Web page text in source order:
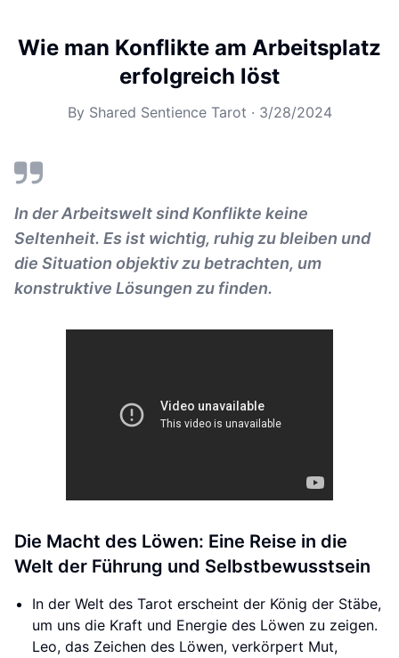
Wie man Konflikte am Arbeitsplatz
erfolgreich löst
By Shared Sentience Tarot · 3/28/2024
In der Arbeitswelt sind Konflikte keine
Seltenheit. Es ist wichtig, ruhig zu bleiben und
die Situation objektiv zu betrachten, um
konstruktive Lösungen zu finden.
Die Macht des Löwen: Eine Reise in die
Welt der Führung und Selbstbewusstsein
In der Welt des Tarot erscheint der König der Stäbe,
um uns die Kraft und Energie des Löwen zu zeigen.
Leo, das Zeichen des Löwen, verkörpert Mut,